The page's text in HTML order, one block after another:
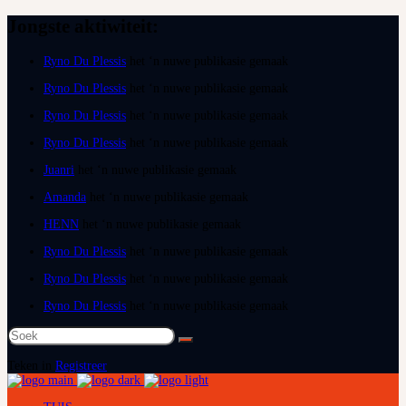
Ryno Du Plessis
Ryno Du Plessis
Ryno Du Plessis
Ryno Du Plessis
Juanri
Amanda
HENN
Ryno Du Plessis
Ryno Du Plessis
Ryno Du Plessis
Soek
na:
Registreer